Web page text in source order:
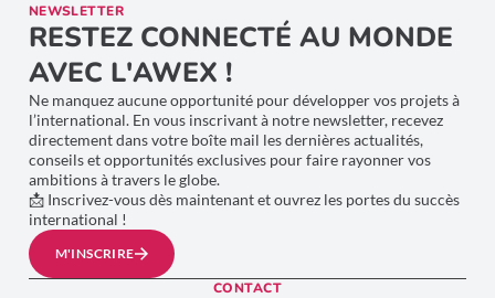
NEWSLETTER
RESTEZ CONNECTÉ AU MONDE
AVEC L'AWEX !
Ne manquez aucune opportunité pour développer vos projets à
l’international. En vous inscrivant à notre newsletter, recevez
directement dans votre boîte mail les dernières actualités,
conseils et opportunités exclusives pour faire rayonner vos
ambitions à travers le globe.
📩 Inscrivez-vous dès maintenant et ouvrez les portes du succès
international !
M'INSCRIRE
CONTACT